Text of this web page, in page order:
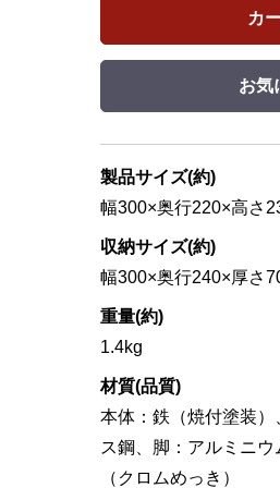
カ
お気
製品サイズ(約)
幅300×奥行220×高さ
収納サイズ(約)
幅300×奥行240×厚さ
重量(約)
1.4kg
材質(品質)
本体：鉄（焼付塗装
ス鋼、脚：アルミニ
（クロムめっき）